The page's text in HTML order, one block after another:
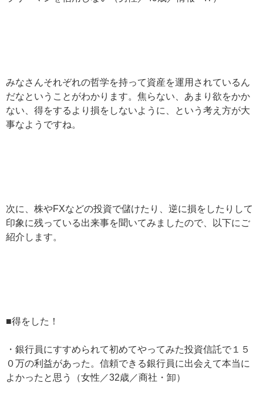
みなさんそれぞれの哲学を持って資産を運用されているん
だなということがわかります。焦らない、あまり欲をかか
ない、得をするより損をしないように、という考え方が大
事なようですね。
次に、株やFXなどの投資で儲けたり、逆に損をしたりして
印象に残っている出来事を聞いてみましたので、以下にご
紹介します。
■得をした！
・銀行員にすすめられて初めてやってみた投資信託で１５
０万の利益があった。信頼できる銀行員に出会えて本当に
よかったと思う（女性／32歳／商社・卸）